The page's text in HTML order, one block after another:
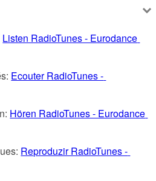
Listen RadioTunes - Eurodance
Ecouter RadioTunes -
Hören RadioTunes - Eurodance
Reproduzir RadioTunes -